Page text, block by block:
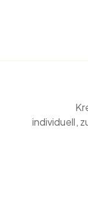
individuell,